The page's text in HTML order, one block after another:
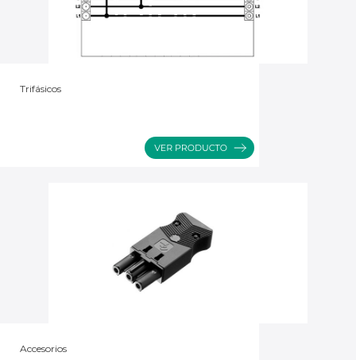
Trifásicos
Accesorios